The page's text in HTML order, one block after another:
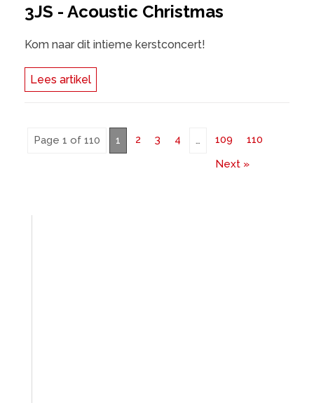
3JS - Acoustic Christmas
Kom naar dit intieme kerstconcert!
Lees artikel
Page 1 of 110 1 2 3 4 … 109
110
Next »